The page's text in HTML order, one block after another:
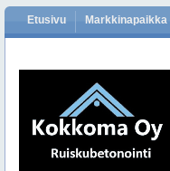
Etusivu Markkinapaikka